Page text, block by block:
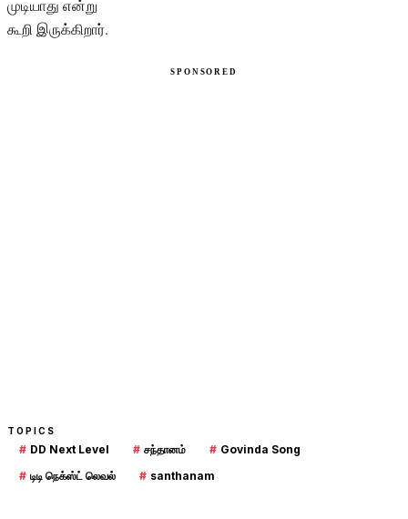
முடியாது என்று
கூறி இருக்கிறார்.
TOPICS
# DD Next Level # சந்தானம் # Govinda Song
# டிடி நெக்ஸ்ட் லெவல் # santhanam